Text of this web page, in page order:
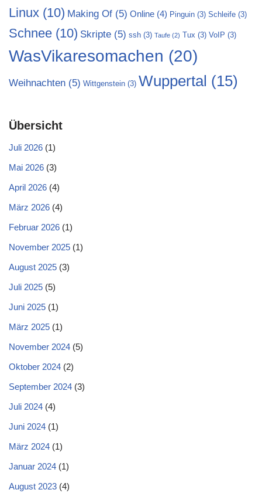
Linux (10) Making Of (5) Online (4) Pinguin (3) Schleife (3)
Schnee (10) Skripte (5) ssh (3) Taufe (2) Tux (3) VoIP (3)
WasVikaresomachen (20)
Weihnachten (5) Wittgenstein (3) Wuppertal (15)
Übersicht
Juli 2026 (1)
Mai 2026 (3)
April 2026 (4)
März 2026 (4)
Februar 2026 (1)
November 2025 (1)
August 2025 (3)
Juli 2025 (5)
Juni 2025 (1)
März 2025 (1)
November 2024 (5)
Oktober 2024 (2)
September 2024 (3)
Juli 2024 (4)
Juni 2024 (1)
März 2024 (1)
Januar 2024 (1)
August 2023 (4)